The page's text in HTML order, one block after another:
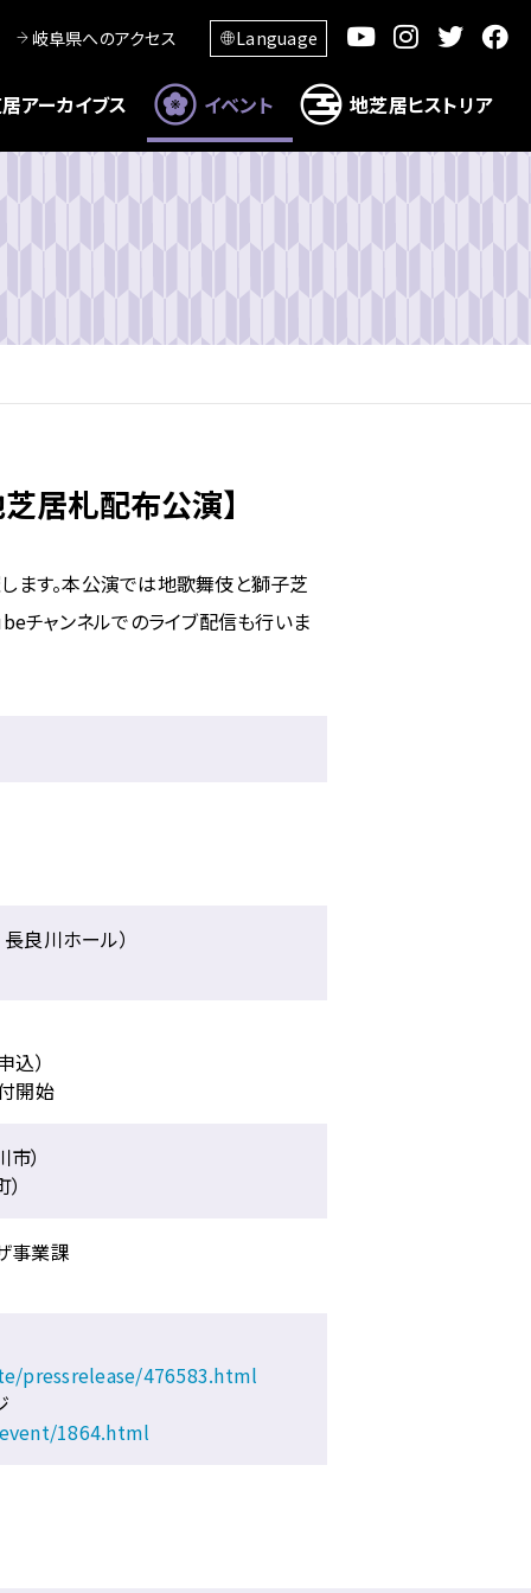
岐阜県へのアクセス Language
アーカイブス イベント 地芝居ヒストリア
居札配布公演】
ます。本公演では地歌舞伎と獅子芝
チャンネルでのライブ配信も行いま
良川ホール）
）
開始
）
事業課
pressrelease/476583.html
1864.html